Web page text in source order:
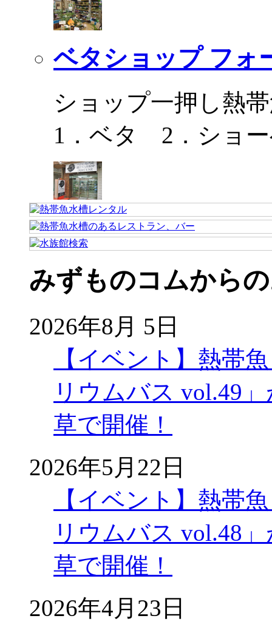
ベタショップ フォ
ショップ一押し熱
1．ベタ 2．ショ
みずものコムから
2026年8月 5日
【イベント】熱帯
リウムバス vol.49
草で開催！
2026年5月22日
【イベント】熱帯
リウムバス vol.48
草で開催！
2026年4月23日